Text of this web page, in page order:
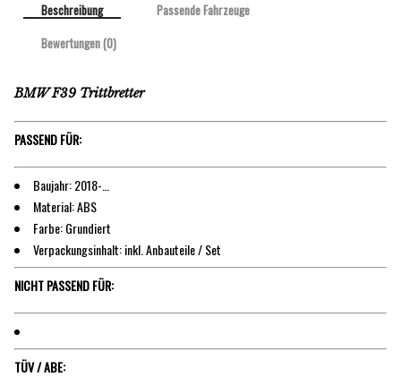
Beschreibung
Passende Fahrzeuge
Bewertungen (0)
BMW F39 Trittbretter
PASSEND FÜR:
Baujahr: 2018-…
Material: ABS
Farbe: Grundiert
Verpackungsinhalt: inkl. Anbauteile / Set
NICHT PASSEND FÜR:
TÜV / ABE: